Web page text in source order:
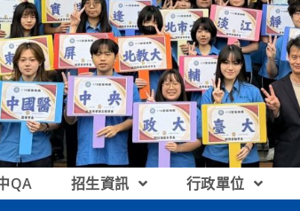
QA 招生資訊 行政單位